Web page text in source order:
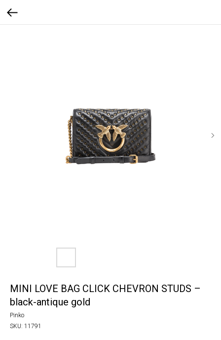
MINI LOVE BAG CLICK CHEVRON STUDS –
black-antique gold
Pinko
SKU: 11791